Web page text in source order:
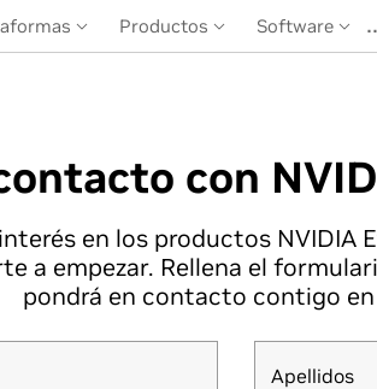
Productos Software
con
en los productos NVIDIA
a empezar. Rellena el
pondrá en contacto contigo en
Apellidos